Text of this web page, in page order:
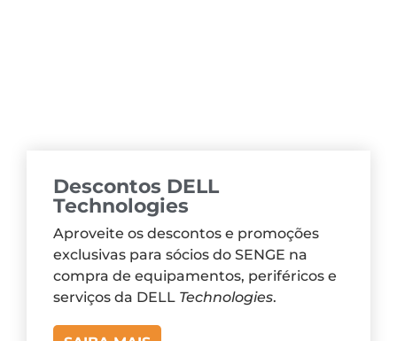
Descontos DELL
Technologies
Aproveite os descontos e promoções
exclusivas para sócios do SENGE na
compra de equipamentos, periféricos e
serviços da DELL Technologies.